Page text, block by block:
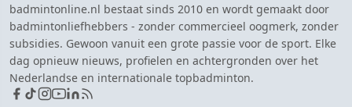
badmintonline.nl bestaat sinds 2010 en wordt gemaakt door
badmintonliefhebbers - zonder commercieel oogmerk, zonder
subsidies. Gewoon vanuit een grote passie voor de sport. Elke
dag opnieuw nieuws, profielen en achtergronden over het
Nederlandse en internationale topbadminton.